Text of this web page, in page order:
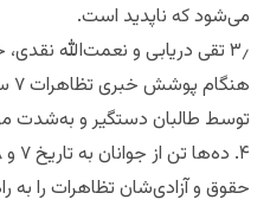
می‌شود که ناپدید است.
۳٫ تقی دریابی و نعمت‌الله
توسط طالبان دستگیر و به‌شدت